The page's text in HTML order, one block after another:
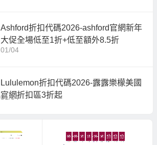
Ashford折扣代碼2026-ashford官網新年
大促全場低至1折+低至額外8.5折
01/04
Lululemon折扣代碼2026-露露樂檬美國
官網折扣區3折起
01/04